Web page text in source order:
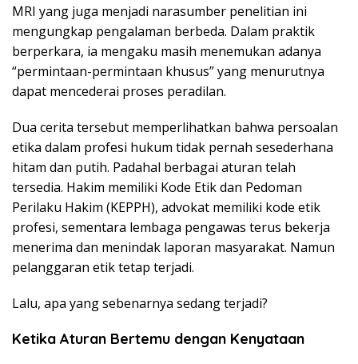
MRI yang juga menjadi narasumber penelitian ini
mengungkap pengalaman berbeda. Dalam praktik
berperkara, ia mengaku masih menemukan adanya
“permintaan-permintaan khusus” yang menurutnya
dapat mencederai proses peradilan.
Dua cerita tersebut memperlihatkan bahwa persoalan
etika dalam profesi hukum tidak pernah sesederhana
hitam dan putih. Padahal berbagai aturan telah
tersedia. Hakim memiliki Kode Etik dan Pedoman
Perilaku Hakim (KEPPH), advokat memiliki kode etik
profesi, sementara lembaga pengawas terus bekerja
menerima dan menindak laporan masyarakat. Namun
pelanggaran etik tetap terjadi.
Lalu, apa yang sebenarnya sedang terjadi?
Ketika Aturan Bertemu dengan Kenyataan